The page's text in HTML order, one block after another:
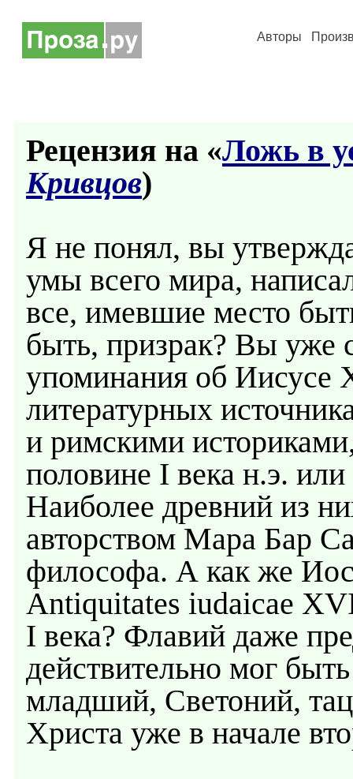
Авторы
Рецензия на «Ложь в
Кривцов)
Я не понял, вы
умы всего мира,
все, имевшие место
быть, призрак? Вы уже
упоминания об Иисусе
литературных
и римскими
половине I века н.э.
Наиболее древний из
авторством Мара Бар
философа. А как же
Antiquitates iudaicae
I века? Флавий даже
действительно мог
младший, Светоний,
Христа уже в начале